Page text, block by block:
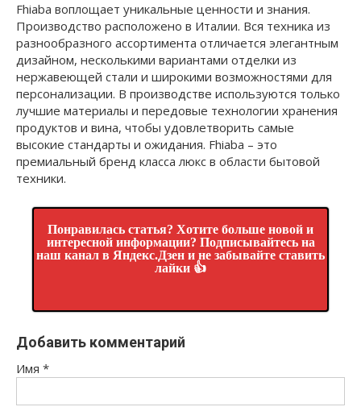
Fhiaba воплощает уникальные ценности и знания.
Производство расположено в Италии. Вся техника из
разнообразного ассортимента отличается элегантным
дизайном, несколькими вариантами отделки из
нержавеющей стали и широкими возможностями для
персонализации. В производстве используются только
лучшие материалы и передовые технологии хранения
продуктов и вина, чтобы удовлетворить самые
высокие стандарты и ожидания. Fhiaba – это
премиальный бренд класса люкс в области бытовой
техники.
Понравилась статья? Хотите больше новой и
интересной информации? Подписывайтесь на
наш канал в Яндекс.Дзен и не забывайте ставить
лайки 👍
Добавить комментарий
Имя *